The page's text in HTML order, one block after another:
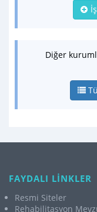
Diğer
FAYDALI LİNKLER
Resmi Siteler
Rehabilitasyon